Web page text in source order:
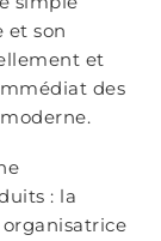
et son
et
des
: la